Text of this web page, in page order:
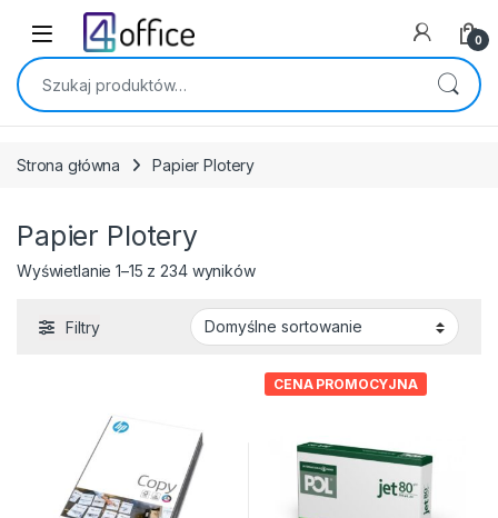
Skip to navigation
Skip to content
0
Szukaj:
Strona główna Papier Plotery
Papier Plotery
Wyświetlanie 1–15 z 234 wyników
Filtry
CENA PROMOCYJNA